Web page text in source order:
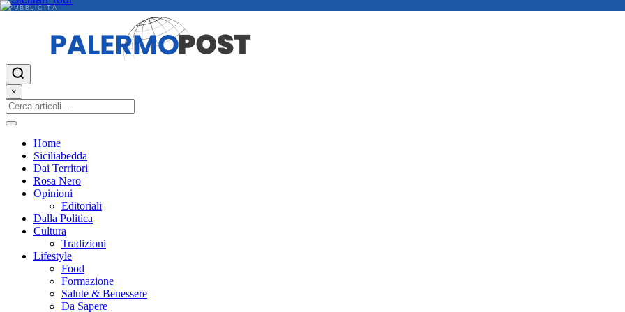
PUBBLICITÀ
×
Home
Siciliabedda
Dai Territori
Rosa Nero
Opinioni
Editoriali
Dalla Politica
Cultura
Tradizioni
Lifestyle
Food
Formazione
Salute & Benessere
Da Sapere